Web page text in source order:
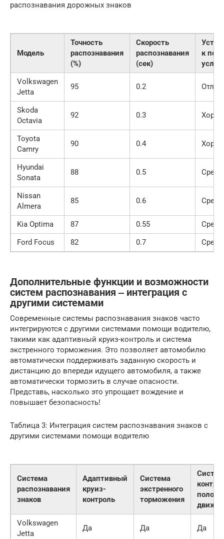
распознавания дорожных знаков
Модель
Точность
распознавания
(%)
Скорость
распознавания
(сек)
к
Volkswagen
Jetta
95 0.2
Skoda
Octavia
92 0.3
Toyota
Camry
90 0.4
Hyundai
Sonata
88 0.5
Nissan
Almera
85 0.6
Kia Optima 87 0.55
Ford Focus
82 0.7
Дополнительные функции и возможности
систем распознавания ‒ интеграция с
другими системами
Современные системы распознавания знаков часто
интегрируются с другими системами помощи водителю,
такими как адаптивный круиз-контроль и система
экстренного торможения. Это позволяет автомобилю
автоматически поддерживать заданную скорость и
дистанцию до впереди идущего автомобиля, а также
автоматически тормозить в случае опасности.
Представь, насколько это упрощает вождение и
повышает безопасность!
Таблица 3: Интеграция систем распознавания знаков с
другими системами помощи водителю
Система
распознавания
знаков
Адаптивный
круиз-
контроль
Система
экстренного
торможения
полосы
Volkswagen
Jetta
Да Да Да